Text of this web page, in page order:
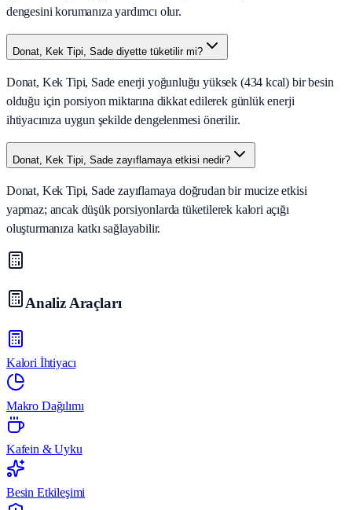
dengesini korumanıza yardımcı olur.
Donat, Kek Tipi, Sade diyette tüketilir mi?
Donat, Kek Tipi, Sade enerji yoğunluğu yüksek (434 kcal) bir besin
olduğu için porsiyon miktarına dikkat edilerek günlük enerji
ihtiyacınıza uygun şekilde dengelenmesi önerilir.
Donat, Kek Tipi, Sade zayıflamaya etkisi nedir?
Donat, Kek Tipi, Sade zayıflamaya doğrudan bir mucize etkisi
yapmaz; ancak düşük porsiyonlarda tüketilerek kalori açığı
oluşturmanıza katkı sağlayabilir.
Analiz Araçları
Kalori İhtiyacı
Makro Dağılımı
Kafein & Uyku
Besin Etkileşimi